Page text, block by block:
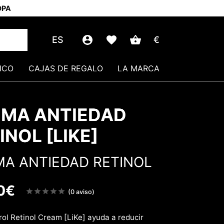
ES €
CAJAS DE REGALO LA MARCA
ANTIEDAD
[LIKE]
ANTIEDAD RETINOL
€
Note
(0 aviso)
Retinol Cream [LiKe] ayuda a reducir